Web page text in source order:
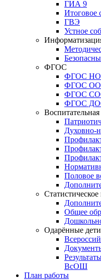
ГИА 9
Итоговое
ГВЭ
Устное
ФГОС
ФГОС
ФГОС
ФГОС
ФГОС
Воспитательная
Духовно-
Половое
Общее
Одарённые дети
ВсОШ
План работы